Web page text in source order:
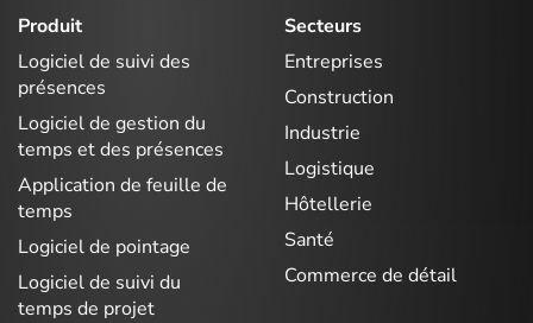
Produit
Logiciel de suivi des
présences
Logiciel de gestion du
temps et des présences
Application de feuille de
temps
Logiciel de pointage
Logiciel de suivi du
temps de projet
Secteurs
Entreprises
Construction
Industrie
Logistique
Hôtellerie
Santé
Commerce de détail